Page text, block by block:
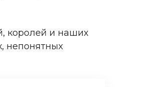
королей и наших
непонятных